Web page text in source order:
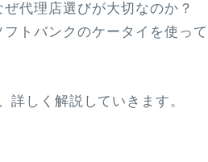
ぜ代理店選びが大切なのか？
フトバンクのケータイを使っ
詳しく解説していきます。